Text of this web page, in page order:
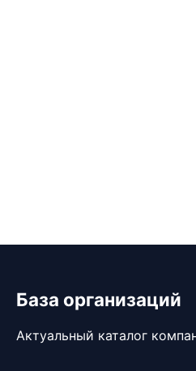
База организаций
Актуальный каталог